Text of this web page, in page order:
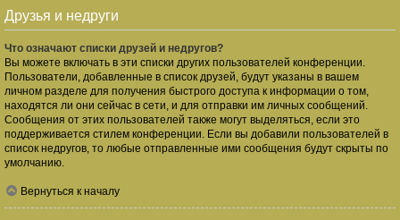
Друзья и недруги
Что означают списки друзей и недругов?
Вы можете включать в эти списки других пользователей конференции.
Пользователи, добавленные в список друзей, будут указаны в вашем
личном разделе для получения быстрого доступа к информации о том,
находятся ли они сейчас в сети, и для отправки им личных сообщений.
Сообщения от этих пользователей также могут выделяться, если это
поддерживается стилем конференции. Если вы добавили пользователей в
список недругов, то любые отправленные ими сообщения будут скрыты по
умолчанию.
Вернуться к началу